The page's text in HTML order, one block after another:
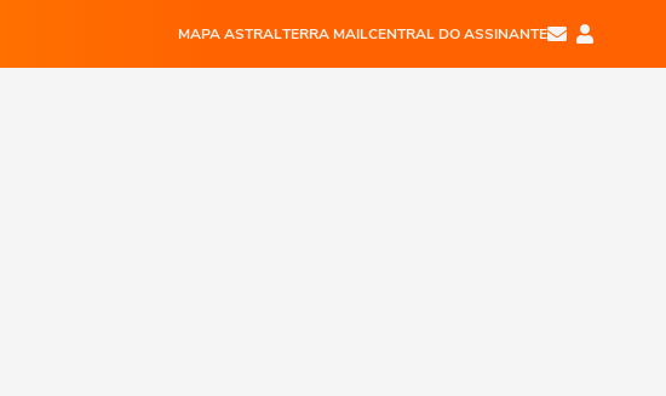
MAPA ASTRALTERRA MAILCENTRAL DO ASSINANTE